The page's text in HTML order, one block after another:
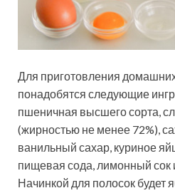
Для приготовления
понадобятся следующие
пшеничная высшего сорта,
(жирностью не менее 72%),
ванильный сахар, куриное
пищевая сода, лимонный сок
Начинкой для полосок будет